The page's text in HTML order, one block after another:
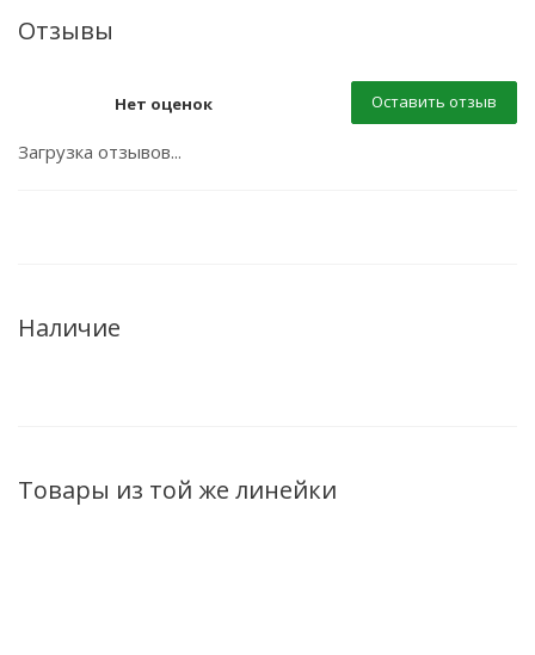
Отзывы
Нет оценок Оставить отзыв
Загрузка отзывов...
Наличие
Товары из той же линейки